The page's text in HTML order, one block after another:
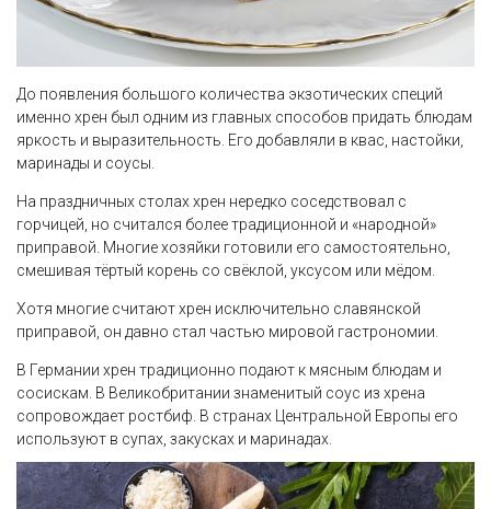
До появления большого количества экзотических специй
именно хрен был одним из главных способов придать блюдам
яркость и выразительность. Его добавляли в квас, настойки,
маринады и соусы.
На праздничных столах хрен нередко соседствовал с
горчицей, но считался более традиционной и «народной»
приправой. Многие хозяйки готовили его самостоятельно,
смешивая тёртый корень со свёклой, уксусом или мёдом.
Хотя многие считают хрен исключительно славянской
приправой, он давно стал частью мировой гастрономии.
В Германии хрен традиционно подают к мясным блюдам и
сосискам. В Великобритании знаменитый соус из хрена
сопровождает ростбиф. В странах Центральной Европы его
используют в супах, закусках и маринадах.